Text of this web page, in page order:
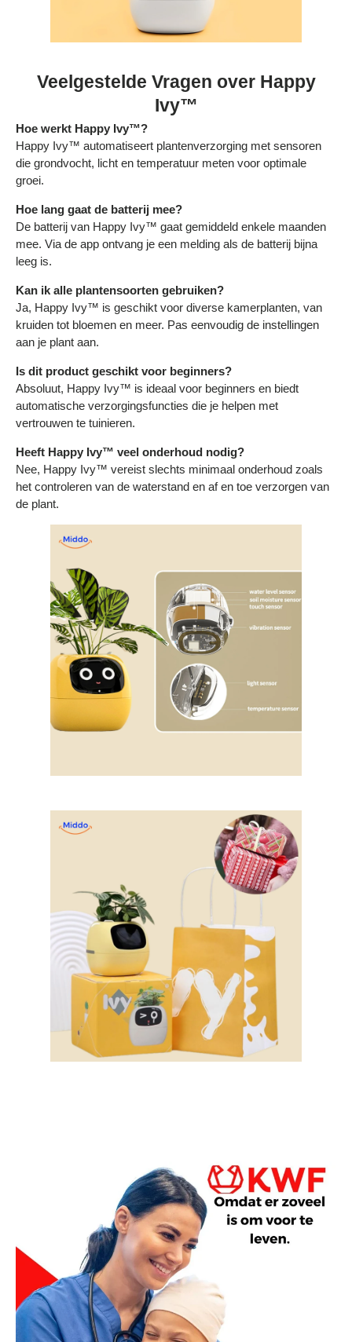
Veelgestelde Vragen over Happy
Ivy™
Hoe werkt Happy Ivy™?
Happy Ivy™ automatiseert plantenverzorging met sensoren
die grondvocht, licht en temperatuur meten voor optimale
groei.
Hoe lang gaat de batterij mee?
De batterij van Happy Ivy™ gaat gemiddeld enkele maanden
mee. Via de app ontvang je een melding als de batterij bijna
leeg is.
Kan ik alle plantensoorten gebruiken?
Ja, Happy Ivy™ is geschikt voor diverse kamerplanten, van
kruiden tot bloemen en meer. Pas eenvoudig de instellingen
aan je plant aan.
Is dit product geschikt voor beginners?
Absoluut, Happy Ivy™ is ideaal voor beginners en biedt
automatische verzorgingsfuncties die je helpen met
vertrouwen te tuinieren.
Heeft Happy Ivy™ veel onderhoud nodig?
Nee, Happy Ivy™ vereist slechts minimaal onderhoud zoals
het controleren van de waterstand en af en toe verzorgen van
de plant.